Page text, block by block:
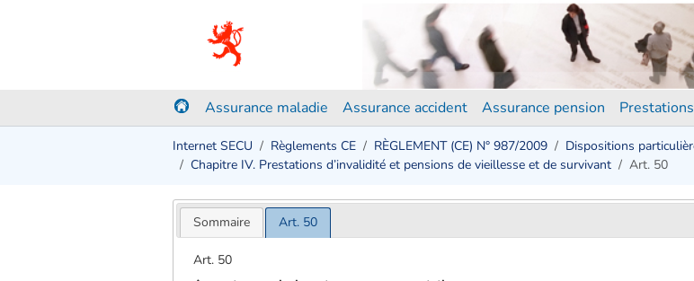
Assurance maladie Assurance accident Assurance pension
Internet SECU Règlements CE RÈGLEMENT (CE) N° 987/2009
Dispositions
Chapitre IV. Prestations d’invalidité et pensions de vieillesse et de survivant
Art. 50
Sommaire Art. 50
Art. 50